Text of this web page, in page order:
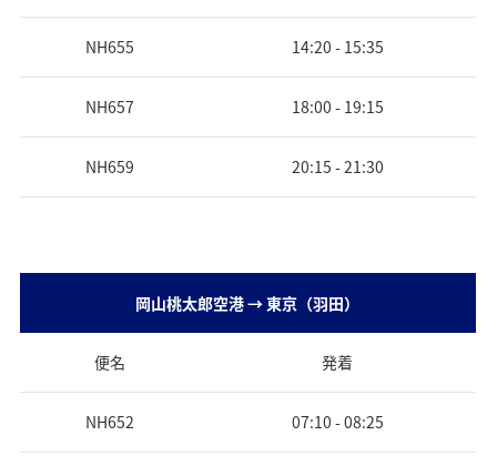
e
o
NH655 14:20 - 15:35
NH657 18:00 - 19:15
NH659 20:15 - 21:30
岡山桃太郎空港 → 東京（羽田）
便名 発着
NH652 07:10 - 08:25